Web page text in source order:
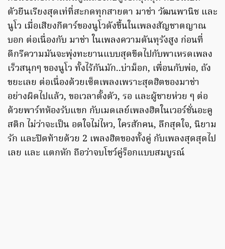
ตัวยืนเรียงสุดเท่ที่สะกดทุกสายตา มาช่า วัฒนพานิช และ
นูโว เมื่อเสียงกีตาร์ของนูโวดังขึ้นในเพลงสัญชาตญาณ
บอก ต่อเนื่องกับ มาช่า ในเพลงความดันทุรังสูง ก่อนที่
ดีกรีความมันจะพุ่งทะยานแบบสุดขีดไปกับพาเหรดเพลง
เร็วสนุกๆ ของนูโว ทั้งไร้กันมัก..บ่าม็อก, เพื่อนกับพ่อ, ถัง
ขยะเลย ต่อเนื่องด้วยเซ็ตเพลงเพราะสุดฮิตของมาช่า
อย่างผิดไปแล้ว, ขอเวลาตั้งตัว, รอ และผู้ชายห่วย ๆ ต่อ
ด้วยพาร์ทห้องรับแขก กับเมดเลย์เพลงฮิตในเวอร์ชั่นอะคู
สติก ไม่ว่าจะเป็น อดใจไม่ไหว, ใครสักคน, ลึกสุดใจ, นิยาม
รัก และปิดท้ายด้วย 2 เพลงฮิตของทั้งคู่ กับเพลงสุดสุดไป
เลย และ แตกหัก ถือว่าจบโชว์คู่ร็อกแบบสมบูรณ์